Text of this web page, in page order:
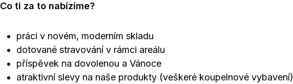
Co ti za to nabízíme?
práci v novém, moderním skladu
dotované stravování v rámci areálu
příspěvek na dovolenou a Vánoce
atraktivní slevy na naše produkty (veškeré koupelnové vybavení)